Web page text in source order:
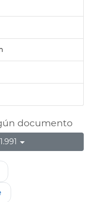
documento